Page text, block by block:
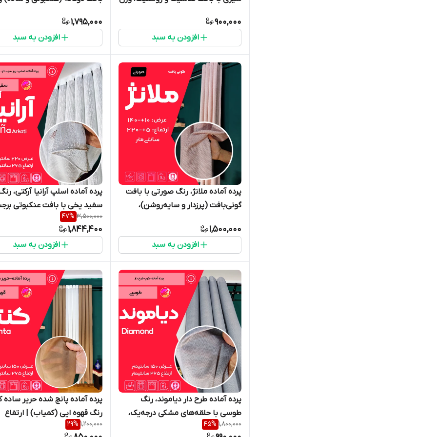
امپریال ساری
900,000
افزودن به سبد
و ارتفاع ۲۶۵ سانتی‌متر - گالری
امپریال ساری
1,795,000
افزودن به سبد
پرده آماده ملانژ، رنگ صورتی با بافت
گونی‌بافت (پرزدار و سایه‌روشن)،
ارتفاع ۲۲۰ سانتی‌متر، مناسب اتاق
خواب کودک و دختر - گالری پرده
امپریال ساری
1,500,000
افزودن به سبد
پرده آماده اسلپ آرانیا آرکتی،
سفید یخی با بافت عنکبوتی
و ارتفاع ۲۶۵ سانتی‌متر - گالری
امپریال ساری
3,500,000
47%
1,844,400
افزودن به سبد
پرده آماده طرح دار دیاموند، رنگ
طوسی با حلقه‌های مشکی درجه‌یک،
1,800,000
45%
پرده آماده پانچ شده حریر ساده
رنگ قهوه ایی (کمیاب) | ارتفاع
1,200,000
29%